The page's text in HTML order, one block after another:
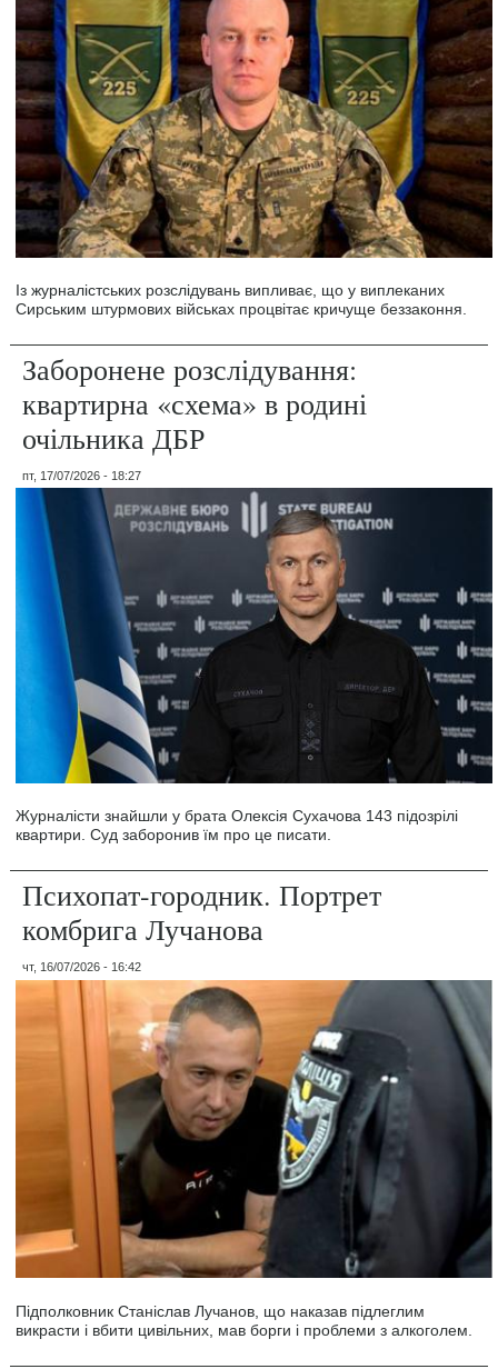
Із журналістських розслідувань випливає, що у виплеканих
Сирським штурмових військах процвітає кричуще беззаконня.
Заборонене розслідування:
квартирна «схема» в родині
очільника ДБР
пт, 17/07/2026 - 18:27
Журналісти знайшли у брата Олексія Сухачова 143 підозрілі
квартири. Суд заборонив їм про це писати.
Психопат-городник. Портрет
комбрига Лучанова
чт, 16/07/2026 - 16:42
Підполковник Станіслав Лучанов, що наказав підлеглим
викрасти і вбити цивільних, мав борги і проблеми з алкоголем.